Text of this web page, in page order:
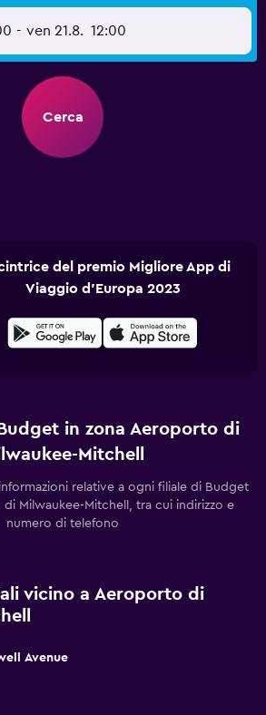
- ven 21.8. 12:00
Cerca
del premio Migliore App di
Viaggio d'Europa 2023
in zona Aeroporto di
Mitchell
relative a ogni filiale di Budget
Milwaukee-Mitchell, tra cui indirizzo e
numero di telefono
vicino a Aeroporto di
Avenue